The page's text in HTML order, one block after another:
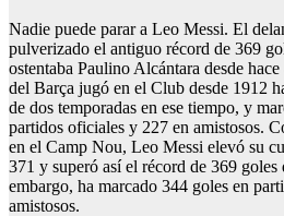
Nadie puede parar a Leo Messi. El
pulverizado el antiguo récord de 369
ostentaba Paulino Alcántara desde
del Barça jugó en el Club desde 1912
de dos temporadas en ese tiempo, y
partidos oficiales y 227 en amistosos.
en el Camp Nou, Leo Messi elevó su
371 y superó así el récord de 369
embargo, ha marcado 344 goles en
amistosos.